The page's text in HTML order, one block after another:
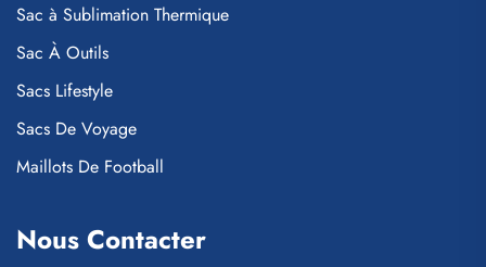
Sac à Sublimation Thermique
Sac À Outils
Sacs Lifestyle
Sacs De Voyage
Maillots De Football
Nous Contacter